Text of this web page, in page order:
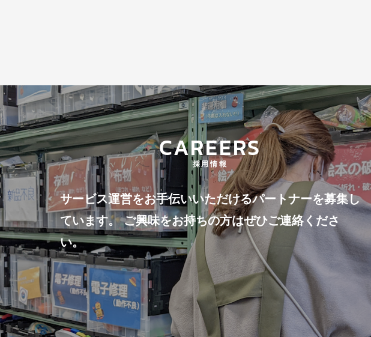
CAREERS
採用情報
サービス運営をお手伝いいただけるパートナーを募集し
ています。 ご興味をお持ちの方はぜひご連絡くださ
い。